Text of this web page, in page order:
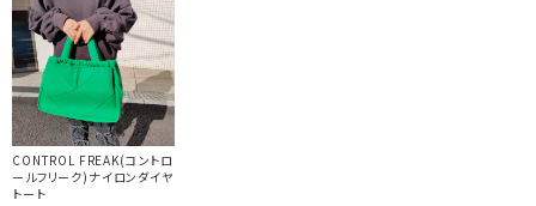
CONTROL FREAK(コントロ
ールフリーク)ナイロンダイヤ
トート